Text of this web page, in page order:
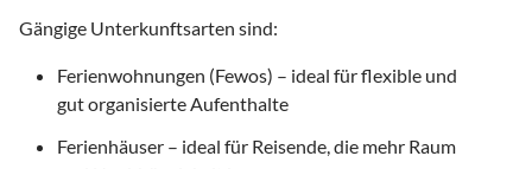
Gängige Unterkunftsarten sind:
Ferienwohnungen (Fewos) – ideal für flexible und
gut organisierte Aufenthalte
Ferienhäuser – ideal für Reisende, die mehr Raum